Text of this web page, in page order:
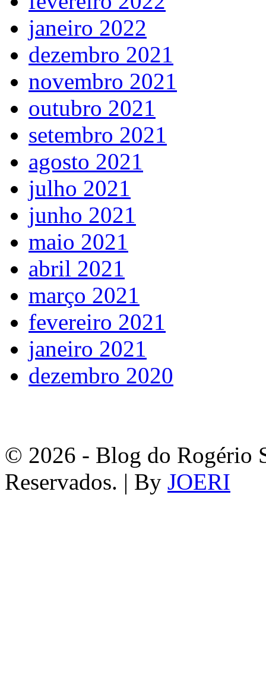
janeiro 2022
dezembro 2021
novembro 2021
outubro 2021
setembro 2021
agosto 2021
julho 2021
junho 2021
maio 2021
abril 2021
março 2021
fevereiro 2021
janeiro 2021
dezembro 2020
© 2026 - Blog do Rogério
Reservados. | By JOERI